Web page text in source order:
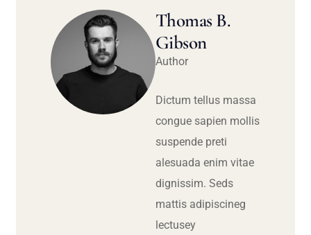
Thomas B.
Gibson
Author
Dictum tellus massa
congue sapien mollis
suspende preti
alesuada enim vitae
dignissim. Seds
mattis adipiscineg
lectusey